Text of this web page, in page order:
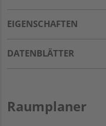
EIGENSCHAFTEN
DATENBLÄTTER
Raumplaner